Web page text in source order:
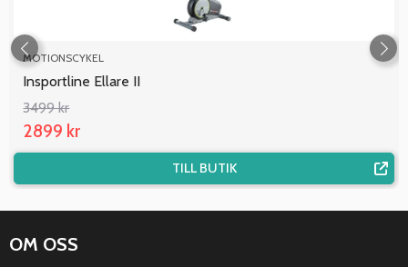
MOTIONSCYKEL
Insportline Ellare II
3499 kr
2899 kr
TILL BUTIK
OM OSS